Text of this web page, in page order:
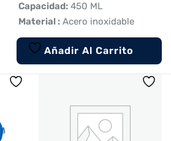
 Capacidad:450 ML
 Material :Acero inoxidable
Añadir Al Carrito